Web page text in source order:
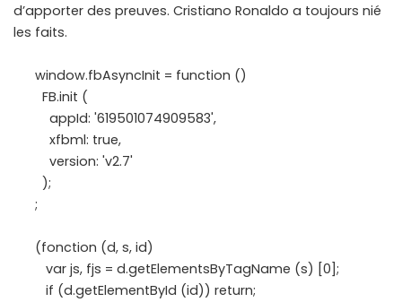
d’apporter des preuves. Cristiano Ronaldo a toujours nié
les faits.
window.fbAsyncInit = function ()
FB.init (
appId: '619501074909583',
xfbml: true,
version: 'v2.7'
);
;
(fonction (d, s, id)
var js, fjs = d.getElementsByTagName (s) [0];
if (d.getElementById (id)) return;